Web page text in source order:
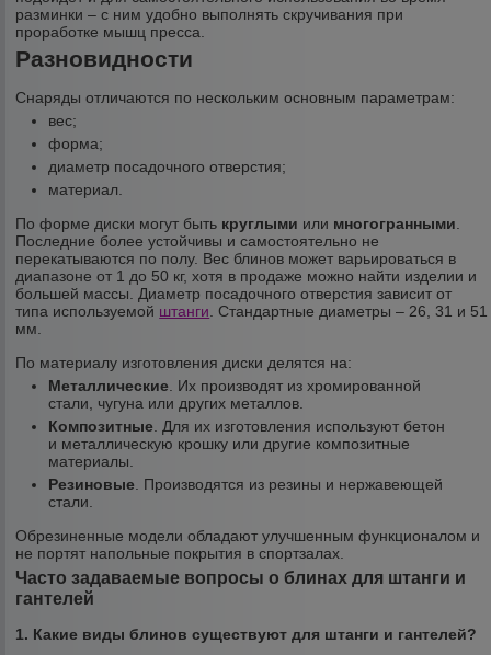
разминки – с ним удобно выполнять скручивания при
проработке мышц пресса.
Разновидности
Снаряды отличаются по нескольким основным параметрам:
вес;
форма;
диаметр посадочного отверстия;
материал.
По форме диски могут быть круглыми или многогранными
Последние более устойчивы и самостоятельно не
перекатываются по полу. Вес блинов может варьироваться в
диапазоне от 1 до 50 кг, хотя в продаже можно найти изделии и
большей массы. Диаметр посадочного отверстия зависит от
типа используемой штанги . Стандартные диаметры – 26, 31 и 51
мм.
По материалу изготовления диски делятся на:
Металлические . Их производят из хромированной
стали, чугуна или других металлов.
Композитные . Для их изготовления используют бетон
и металлическую крошку или другие композитные
материалы.
Резиновые . Производятся из резины и нержавеющей
стали.
Обрезиненные модели обладают улучшенным функционалом и
не портят напольные покрытия в спортзалах.
Часто задаваемые вопросы о блинах для штанги и
гантелей
1. Какие виды блинов существуют для штанги и гантелей?